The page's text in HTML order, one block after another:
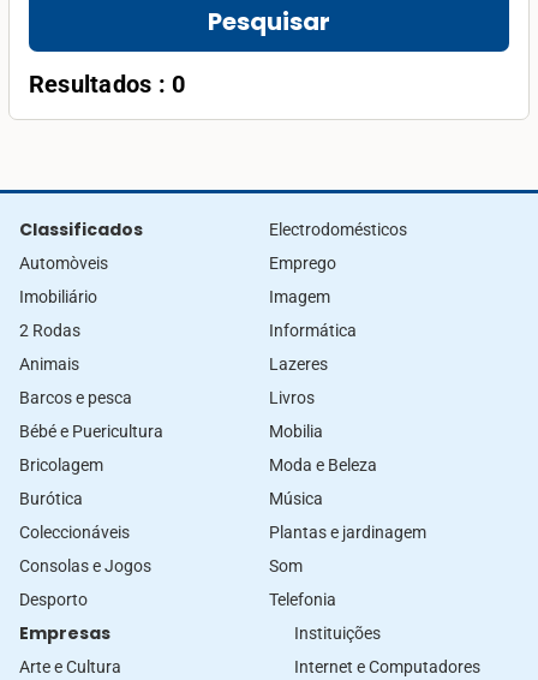
Pesquisar
Resultados : 0
Classificados
Automòveis
Imobiliário
2 Rodas
Animais
Barcos e pesca
Bébé e Puericultura
Bricolagem
Burótica
Coleccionáveis
Consolas e Jogos
Desporto
Electrodomésticos
Emprego
Imagem
Informática
Lazeres
Livros
Mobilia
Moda e Beleza
Música
Plantas e jardinagem
Som
Telefonia
Empresas
Arte e Cultura
Instituições
Internet e Computadores